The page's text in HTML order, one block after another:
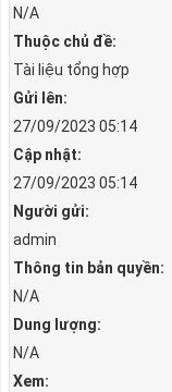
N/A
Thuộc chủ đề:
Tài liệu tổng hợp
Gửi lên:
27/09/2023 05:14
Cập nhật:
27/09/2023 05:14
Người gửi:
admin
Thông tin bản quyền:
N/A
Dung lượng:
N/A
Xem: